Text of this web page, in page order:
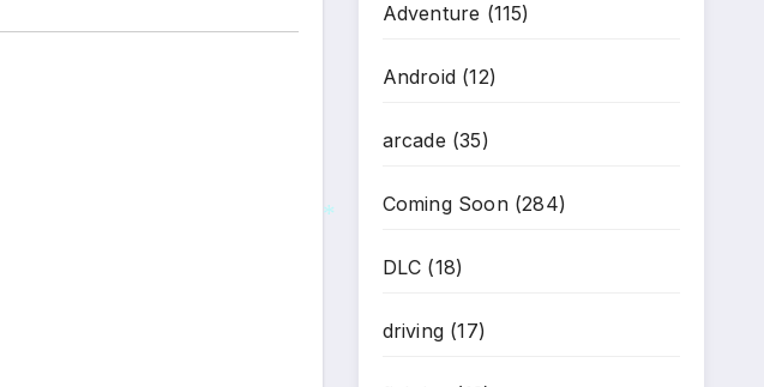
Adventure (115)
Android(12)
arcade (35)
Coming Soon(284)
DLC (18)
driving(17)